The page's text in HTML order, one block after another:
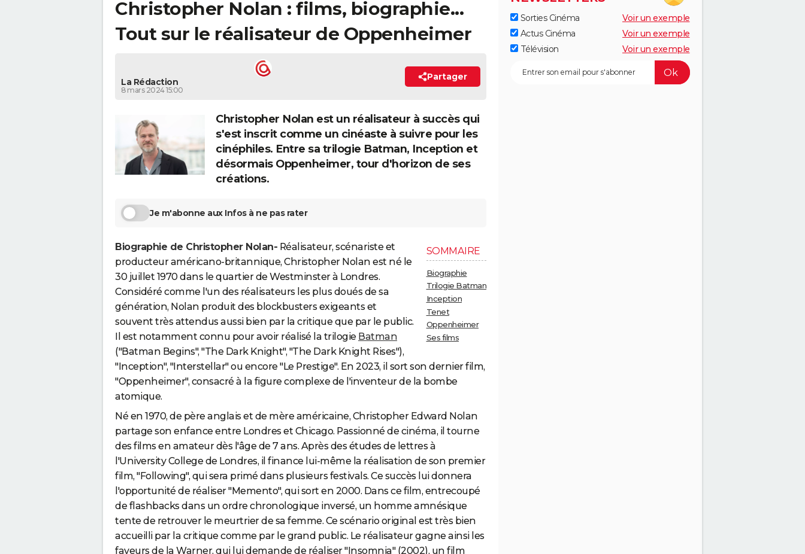
Christopher Nolan : films, biographie...
Tout sur le réalisateur de Oppenheimer
La Rédaction
8 mars 2024 15:00
Partager
Christopher Nolan est un réalisateur à succès qui
s'est inscrit comme un cinéaste à suivre pour les
cinéphiles. Entre sa trilogie Batman, Inception et
désormais Oppenheimer, tour d'horizon de ses
créations.
Je m'abonne aux Infos à ne pas rater
SOMMAIRE
Biographie
Trilogie Batman
Inception
Tenet
Oppenheimer
Ses films
Biographie de Christopher Nolan- Réalisateur, scénariste et
producteur américano-britannique, Christopher Nolan est né le
30 juillet 1970 dans le quartier de Westminster à Londres.
Considéré comme l'un des réalisateurs les plus doués de sa
génération, Nolan produit des blockbusters exigeants et
souvent très attendus aussi bien par la critique que par le public.
Il est notamment connu pour avoir réalisé la trilogie Batman
("Batman Begins", "The Dark Knight", "The Dark Knight Rises"),
"Inception", "Interstellar" ou encore "Le Prestige". En 2023, il sort son dernier film,
"Oppenheimer", consacré à la figure complexe de l'inventeur de la bombe
atomique.
Né en 1970, de père anglais et de mère américaine, Christopher Edward Nolan
partage son enfance entre Londres et Chicago. Passionné de cinéma, il tourne
des films en amateur dès l'âge de 7 ans. Après des études de lettres à
l'University College de Londres, il finance lui-même la réalisation de son premier
film, "Following", qui sera primé dans plusieurs festivals. Ce succès lui donnera
l'opportunité de réaliser "Memento", qui sort en 2000. Dans ce film, entrecoupé
de flashbacks dans un ordre chronologique inversé, un homme amnésique
tente de retrouver le meurtrier de sa femme. Ce scénario original est très bien
accueilli par la critique comme par le grand public. Le réalisateur gagne ainsi les
faveurs de la Warner, qui lui demande de réaliser "Insomnia" (2002), un film
Sorties Cinéma
Voir un exemple
Actus Cinéma
Voir un exemple
Télévision
Voir un exemple